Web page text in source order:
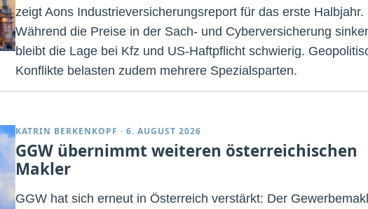
zeigt Aons Industrieversicherungsreport für das erste Halbjahr.
Während die Preise in der Sach- und Cyberversicherung
bleibt die Lage bei Kfz und US-Haftpflicht schwierig.
Konflikte belasten zudem mehrere Spezialsparten.
KATRIN BERKENKOPF · 6. AUGUST 2026
GGW übernimmt weiteren österreichischen
Makler
GGW hat sich erneut in Österreich verstärkt: Der